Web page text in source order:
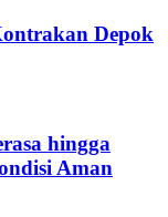
Depok
hingga
Aman